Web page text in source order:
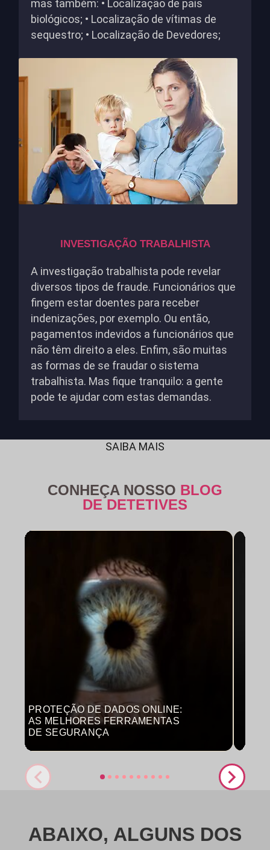
mas também: • Localização de pais
biológicos; • Localização de vítimas de
sequestro; • Localização de Devedores;
INVESTIGAÇÃO TRABALHISTA
A investigação trabalhista pode revelar
diversos tipos de fraude. Funcionários que
fingem estar doentes para receber
indenizações, por exemplo. Ou então,
pagamentos indevidos a funcionários que
não têm direito a eles. Enfim, são muitas
as formas de se fraudar o sistema
trabalhista. Mas fique tranquilo: a gente
pode te ajudar com estas demandas.
SAIBA MAIS
CONHEÇA NOSSO BLOG
DE DETETIVES
PROTEÇÃO DE DADOS ONLINE:
AS MELHORES FERRAMENTAS
DE SEGURANÇA
ABAIXO, ALGUNS DOS